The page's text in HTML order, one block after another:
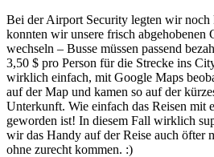
Bei der Airport Security legten wir noch
konnten wir unsere frisch abgehobenen
wechseln – Busse müssen passend
3,50 $ pro Person für die Strecke ins
wirklich einfach, mit Google Maps
auf der Map und kamen so auf der
Unterkunft. Wie einfach das Reisen mit
geworden ist! In diesem Fall wirklich
wir das Handy auf der Reise auch öfter
ohne zurecht kommen. :)